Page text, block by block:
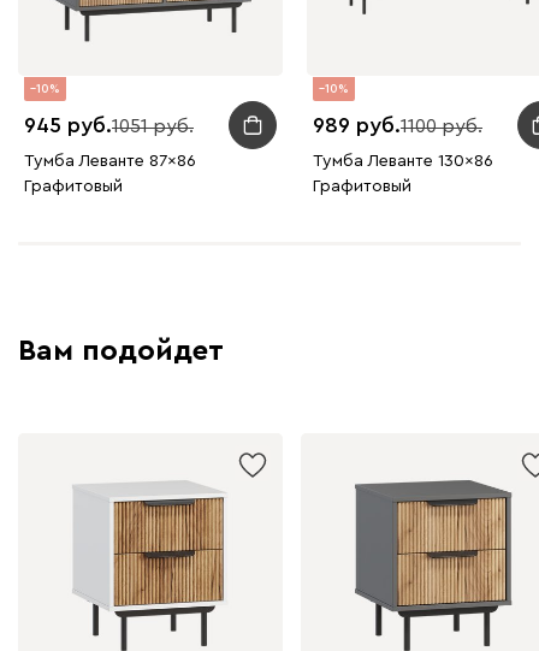
10
945 1051
Тумба Леванте 87x86
Графитовый
10
989 1100
Тумба Леванте 130x86
Графитовый
Вам подойдет